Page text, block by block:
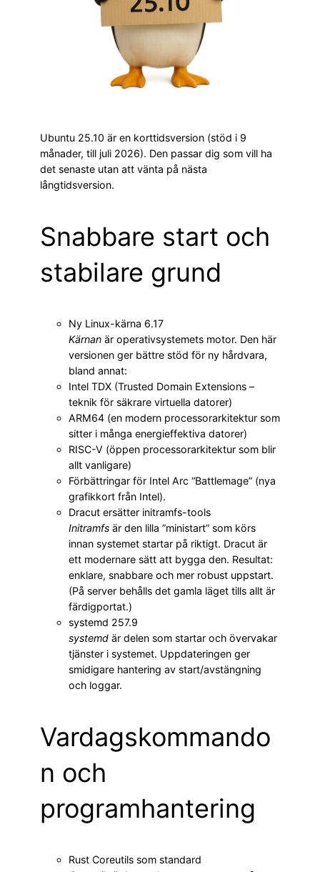
Ubuntu 25.10 är en korttidsversion (stöd i 9
månader, till juli 2026). Den passar dig som vill ha
det senaste utan att vänta på nästa
långtidsversion.
Snabbare start och
stabilare grund
Ny Linux-kärna 6.17
Kärnan är operativsystemets motor. Den här
versionen ger bättre stöd för ny hårdvara,
bland annat:
Intel TDX (Trusted Domain Extensions –
teknik för säkrare virtuella datorer)
ARM64 (en modern processor­arkitektur som
sitter i många energieffektiva datorer)
RISC-V (öppen processor­arkitektur som blir
allt vanligare)
Förbättringar för Intel Arc “Battlemage” (nya
grafikkort från Intel).
Dracut ersätter initramfs-tools
Initramfs är den lilla ”ministart” som körs
innan systemet startar på riktigt. Dracut är
ett modernare sätt att bygga den. Resultat:
enklare, snabbare och mer robust uppstart.
(På server behålls det gamla läget tills allt är
färdigportat.)
systemd 257.9
systemd är delen som startar och övervakar
tjänster i systemet. Uppdateringen ger
smidigare hantering av start/avstängning
och loggar.
Vardagskommando
n och
programhantering
Rust Coreutils som standard